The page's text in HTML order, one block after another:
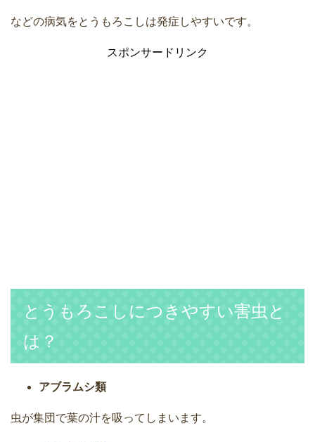
などの病気をとうもろこしは発症しやすいです。
スポンサードリンク
とうもろこしにつきやすい害虫と
は？
アブラムシ類
虫が集団で葉の汁を吸ってしまいます。